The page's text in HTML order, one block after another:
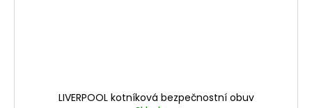
LIVERPOOL kotníková bezpečnostní obuv